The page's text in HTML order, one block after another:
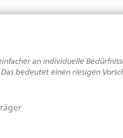
an individuelle
bedeutet einen riesigen